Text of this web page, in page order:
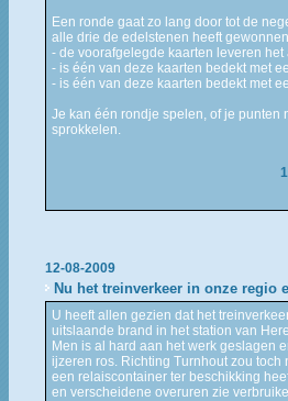
Een ronde gaat zo lang door tot de
alle drie de edelstenen heeft
- de voorafgelegde kaarten leveren
- is één van deze kaarten bedekt met
- is één van deze kaarten bedekt met
Je kan één rondje spelen, of je punten
sprokkelen.
12-08-2009
Nu het treinverkeer in onze regio
U heeft allen gezien dat het
uitslaande brand in het station van
Men is al hard aan het werk geslagen
ijzeren ros. Richting Turnhout zou
een relaiscontainer ter beschikking
en verscheidene overuren zie